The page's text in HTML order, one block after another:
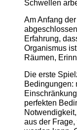
Schwellen
Am Anfang
Erfahrung,
Organismus
Räumen,
Die erste
Bedingungen:
perfekten
aus der